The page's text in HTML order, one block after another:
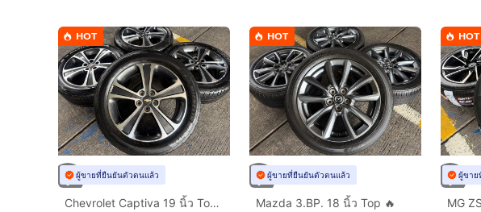
HOT
ผู้ขายที่ยืนยันตัวตนแล้ว
Chevrolet Captiva 19 นิ้ว Top🔥
HOT
ผู้ขายที่ยืนยันตัวตนแล้ว
Mazda 3.BP. 18 นิ้ว Top 🔥
HOT
ผู้ขาย
MG